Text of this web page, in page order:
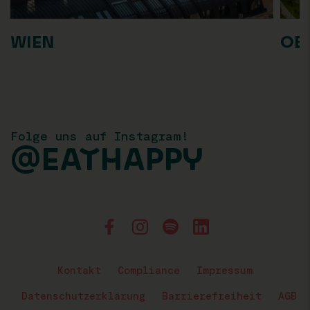
WIEN
Folge uns auf Instagram!
@EATHAPPY
Kontakt Compliance Impressum
Datenschutzerklärung Barrierefreiheit AGB